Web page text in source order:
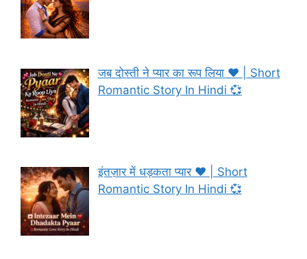
जब दोस्ती ने प्यार का रूप लिया ❤️ | Short
Romantic Story In Hindi 💞
इंतज़ार में धड़कता प्यार ❤️ | Short
Romantic Story In Hindi 💞